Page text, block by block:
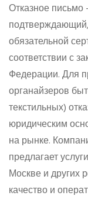
Отказное
обязательной
соответствии с
Федерации. Для
органайзеров
текстильных)
юридическим
на рынке.
предлагает
Москве и других
качество и